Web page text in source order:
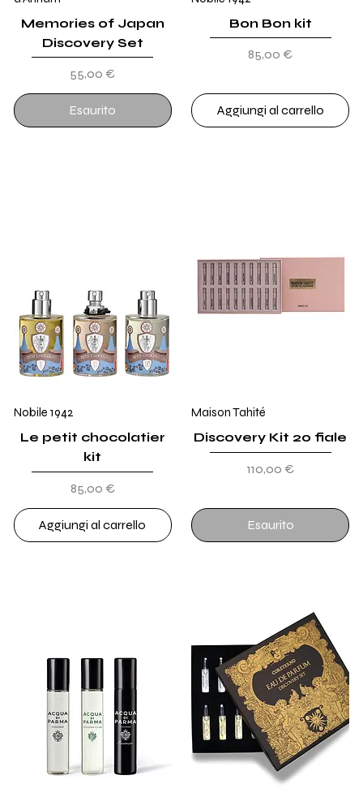
Memories of Japan
Discovery Set
Prezzo
55,00 €
Esaurito
Bon Bon kit
Prezzo
85,00 €
Aggiungi al carrello
Nobile 1942
Le petit chocolatier
kit
Prezzo
85,00 €
Aggiungi al carrello
Maison Tahité
Discovery Kit 20 fiale
Prezzo
110,00 €
Esaurito